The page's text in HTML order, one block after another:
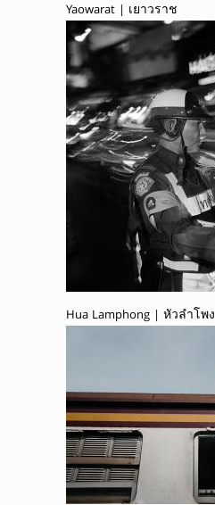
Yaowarat | เยาวราช
Hua Lamphong | หัวลำโพง